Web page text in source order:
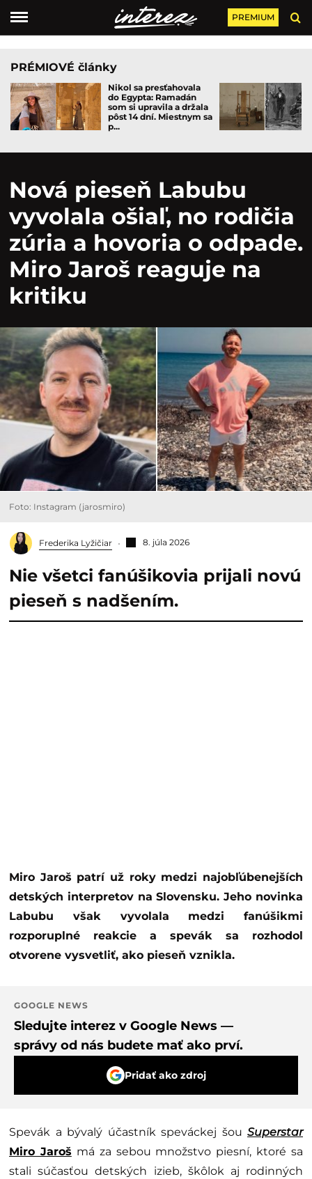
PREMIUM
PRÉMIOVÉ články
Nikol sa presťahovala
do Egypta: Ramadán
som si upravila a držala
pôst 14 dní. Miestnym sa
p...
Nová pieseň Labubu
vyvolala ošiaľ, no rodičia
zúria a hovoria o odpade.
Miro Jaroš reaguje na
kritiku
Foto: Instagram (jarosmiro)
Frederika Lyžičiar 8. júla 2026
Nie všetci fanúšikovia prijali novú
pieseň s nadšením.
Miro Jaroš patrí už roky medzi najobľúbenejších
detských interpretov na Slovensku. Jeho novinka
Labubu však vyvolala medzi fanúšikmi
rozporuplné reakcie a spevák sa rozhodol
otvorene vysvetliť, ako pieseň vznikla.
GOOGLE NEWS
Sledujte interez v Google News —
správy od nás budete mať ako prví.
Pridať ako zdroj
Spevák a bývalý účastník speváckej šou Superstar
Miro Jaroš má za sebou množstvo piesní, ktoré sa
stali súčasťou detských izieb, škôlok aj rodinných